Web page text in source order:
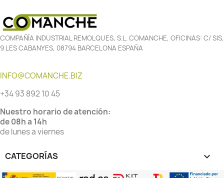
COMPAÑÍA INDUSTRIAL REMOLQUES, S.L. COMANCHE, OFICINAS: C/ SIS,
9 LES CABANYES, 08794 BARCELONA ESPAÑA
INFO@COMANCHE.BIZ
+34 93 892 10 45
Nuestro horario de atención:
de 08h a 14h
de lunes a viernes
CATEGORÍAS 